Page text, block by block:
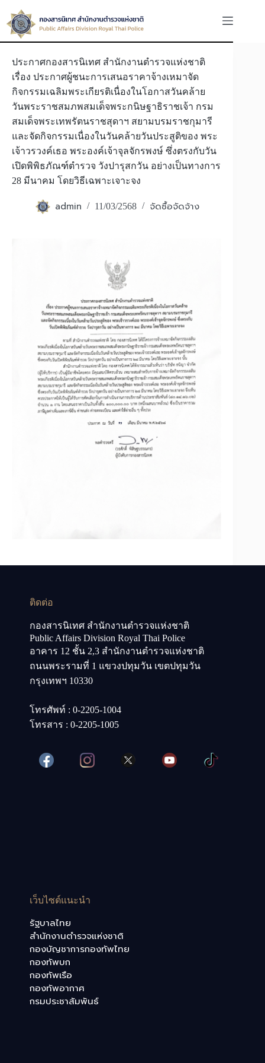
to
content
ประกาศกองสารนิเทศ สำนักงานตำรวจแห่งชาติ
เรื่อง ประกาศผู้ชนะการเสนอราคาจ้างเหมาจัด
กิจกรรมเฉลิมพระเกียรติเนื่องในโอกาสวันคล้าย
วันพระราชสมภพสมเด็จพระกนิษฐาธิราชเจ้า กรม
สมเด็จพระเทพรัตนราชสุดาฯ สยามบรมราชกุมารี
และจัดกิจกรรมเนื่องในวันคล้ายวันประสูติของ พระ
เจ้าวรวงค์เธอ พระองค์เจ้าจุลจักรพงษ์ ซึ่งตรงกับวัน
เปิดพิพิธภัณฑ์ตำรวจ วังปารุสกวัน อย่างเป็นทางการ
28 มีนาคม โดยวิธีเฉพาะเจาะจง
admin 11/03/2568 จัดซื้อจัดจ้าง
ติดต่อ
กองสารนิเทศ สำนักงานตำรวจแห่งชาติ
Public Affairs Division Royal Thai Police
อาคาร 12 ชั้น 2,3 สำนักงานตำรวจแห่งชาติ
ถนนพระรามที่ 1 แขวงปทุมวัน เขตปทุมวัน
กรุงเทพฯ 10330
โทรศัพท์ : 0-2205-1004
โทรสาร : 0-2205-1005
เว็บไซต์แนะนำ
รัฐบาลไทย
สำนักงานตำรวจแห่งชาติ
กองบัญชาการกองทัพไทย
กองทัพบก
กองทัพเรือ
กองทัพอากาศ
กรมประชาสัมพันธ์